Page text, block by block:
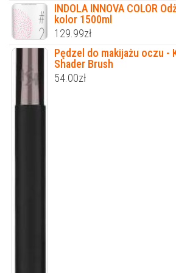
INDOLA INNOVA COLOR
kolor 1500ml
129.99zł
Pędzel do makijażu oczu -
Shader Brush
54.00zł